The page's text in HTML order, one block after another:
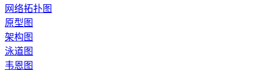
网络拓扑图
原型图
架构图
泳道图
韦恩图